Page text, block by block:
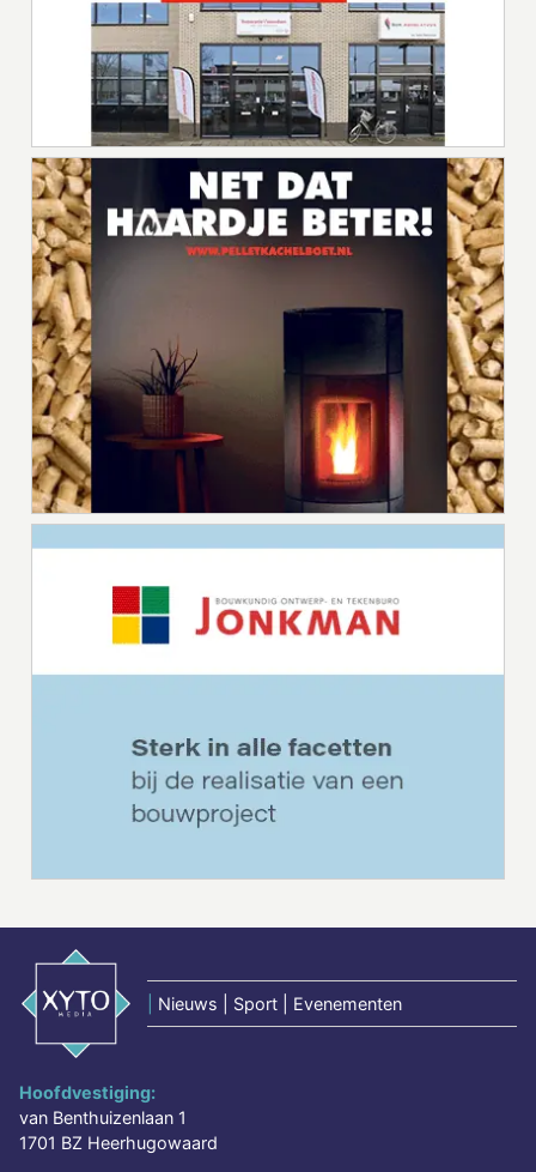
Nieuws | Sport | Evenementen
Hoofdvestiging:
van Benthuizenlaan 1
1701 BZ Heerhugowaard